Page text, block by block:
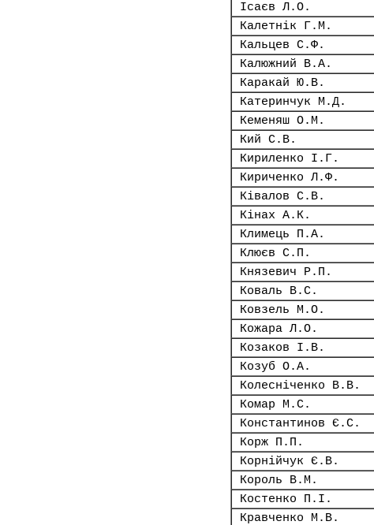
Ісаєв Л.О.
Калетнік Г.М.
Кальцев С.Ф.
Калюжний В.А.
Каракай Ю.В.
Катеринчук М.Д.
Кеменяш О.М.
Кий С.В.
Кириленко І.Г.
Кириченко Л.Ф.
Ківалов С.В.
Кінах А.К.
Климець П.А.
Клюєв С.П.
Князевич Р.П.
Коваль В.С.
Ковзель М.О.
Кожара Л.О.
Козаков І.В.
Козуб О.А.
Колесніченко В.В.
Комар М.С.
Константинов Є.С.
Корж П.П.
Корнійчук Є.В.
Король В.М.
Костенко П.І.
Кравченко М.В.